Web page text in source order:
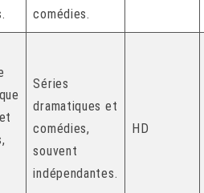
comédies.
Séries
dramatiques et
comédies,
souvent
indépendantes.
HD